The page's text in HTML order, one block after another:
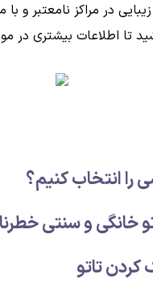
در مراکز نامعتبر و
تا اطلاعات بیشتری در
را انتخاب کنیم؟
خانگی و سنتی
تاتو